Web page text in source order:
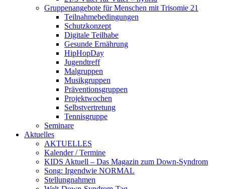
Gruppenangebote für Menschen mit Trisomie 21
Teilnahmebedingungen
Schutzkonzept
Digitale Teilhabe
Gesunde Ernährung
HipHopDay
Jugendtreff
Malgruppen
Musikgruppen
Präventionsgruppen
Projektwochen
Selbstvertretung
Tennisgruppe
Seminare
Aktuelles
AKTUELLES
Kalender / Termine
KIDS Aktuell – Das Magazin zum Down-Syndrom
Song: Irgendwie NORMAL
Stellungnahmen